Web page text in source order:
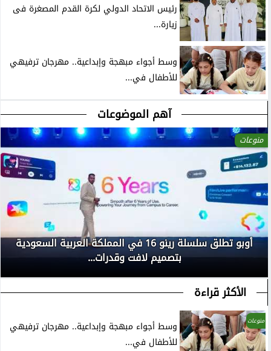
رئيس الاتحاد الدولي لكرة القدم المصغرة فى
زيارة...
وسط أجواء مبهجة وإبداعية.. مهرجان ترفيهي
للأطفال في...
آهم الموضوعات
منوعات
أوبو تطلق سلسلة رينو 16 في المملكة العربية السعودية
بتصميم لافت وقدرات...
الأكثر قراءة
منوعات
وسط أجواء مبهجة وإبداعية.. مهرجان ترفيهي
للأطفال في...